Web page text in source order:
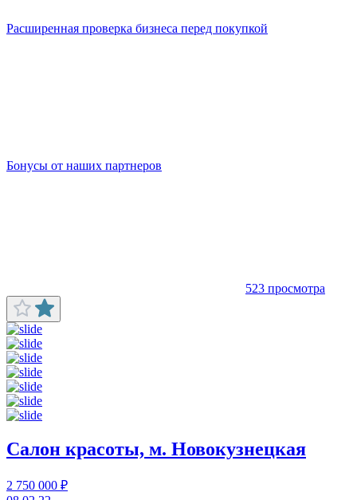
Расширенная проверка бизнеса перед покупкой
Бонусы от наших партнеров
523 просмотра
Салон красоты, м. Новокузнецкая
2 750 000 ₽